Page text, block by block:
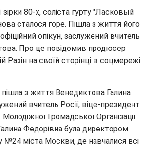
зірки 80-х, соліста гурту "Ласковый
сталося горе. Пішла з життя його
опікун, заслужений вчитель
Про це повідомив продюсер
Разін на своїй сторінці в соцмережі
з життя Венедиктова Галина
вчитель Росії, віце-президент
Молодіжної Громадської Організації
Федорівна була директором
№24 міста Москви, де навчалися всі